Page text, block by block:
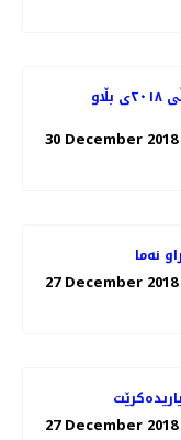
پۆلیسی هەولێر، ئاماری ڕووداوەكانی ساڵی ٢٠١٨ی بڵاو
30 December 2018
27 December 2018
27 December 2018